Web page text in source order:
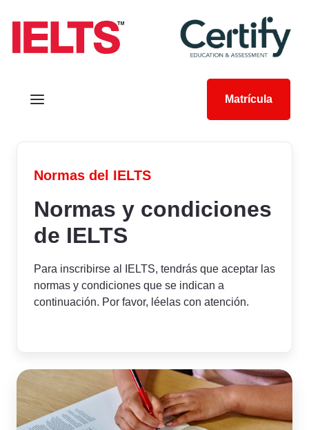
Matrícula
Normas del IELTS
Normas y condiciones
de IELTS
Para inscribirse al IELTS, tendrás que aceptar las
normas y condiciones que se indican a
continuación. Por favor, léelas con atención.